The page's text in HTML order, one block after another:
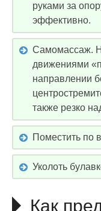
руками за
эффективно.
Самомассаж.
движениями
направлении
также резко
Поместить по
Уколоть
Как